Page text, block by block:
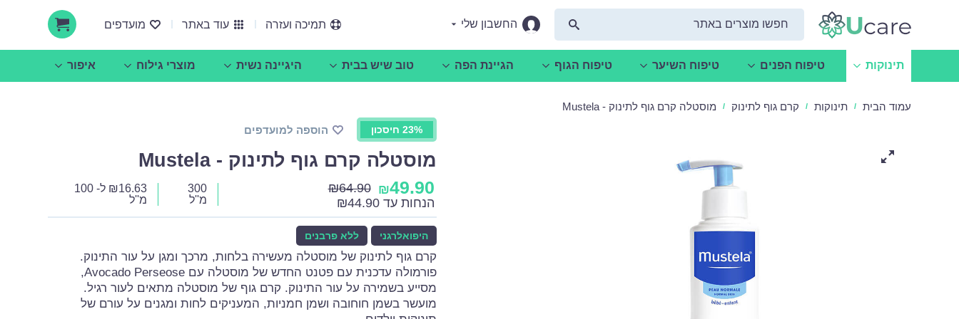
החשבון שלי תמיכה ועזרה עוד באתר מועדפים
תינוקות טיפוח הפנים טיפוח השיער טיפוח הגוף הגיינת הפה טוב שיש בבית היגיינה נשית מוצרי גילוח איפור
עמוד הבית / תינוקות / קרם גוף לתינוק / מוסטלה קרם גוף לתינוק - Mustela
23% חיסכון הוספה למועדפים
מוסטלה קרם גוף לתינוק - Mustela
₪49.90
₪64.90
הנחות עד
₪44.90
300
מ''ל
₪16.63
ל- 100
מ''ל
היפואלרגני ללא פרבנים
קרם גוף לתינוק של מוסטלה מעשירה בלחות, מרכך ומגן על עור התינוק.
פורמולה עדכנית עם פטנט החדש של מוסטלה עם Avocado Perseose,
מסייע בשמירה על עור התינוק. קרם גוף של מוסטלה מתאים לעור רגיל.
מועשר בשמן חוחובה ושמן חמניות, המעניקים לחות ומגנים על עורם של